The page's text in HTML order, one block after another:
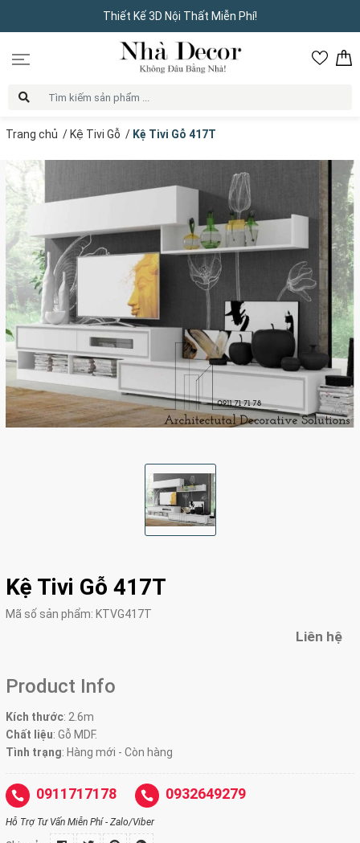
Thiết Kế 3D Nội Thất Miễn Phí!
Trang chủ / Kệ Tivi Gỗ / Kệ Tivi Gỗ 417T
Kệ Tivi Gỗ 417T
Mã số sản phẩm: KTVG417T
Liên hệ
Product Info
Kích thước: 2.6m
Chất liệu: Gỗ MDF.
Tình trạng: Hàng mới - Còn hàng
0911717178 0932649279
Hỗ Trợ Tư Vấn Miễn Phí - Zalo/Viber